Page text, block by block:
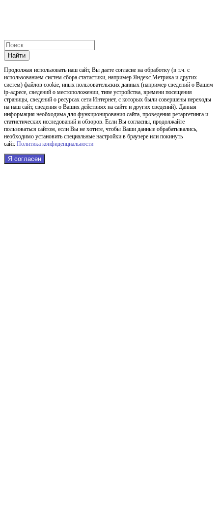
Найти
Продолжая использовать наш cайт, Вы даете согласие на обработку (в т.ч. с
использованием систем сбора статистики, например Яндекс.Метрика и других
систем) файлов cookie, иных пользовательских данных (например сведений о Вашем
ip-адресе, сведений о местоположении, типе устройства, времени посещения
страницы, сведений о ресурсах сети Интернет, с которых были совершены переходы
на наш сайт, сведения о Ваших действиях на сайте и других сведений). Данная
информация необходима для функционирования сайта, проведения ретаргетинга и
статистических исследований и обзоров. Если Вы согласны, продолжайте
пользоваться сайтом, если Вы не хотите, чтобы Ваши данные обрабатывались,
необходимо установить специальные настройки в браузере или покинуть
сайт. Политика конфиденциальности
Я согласен